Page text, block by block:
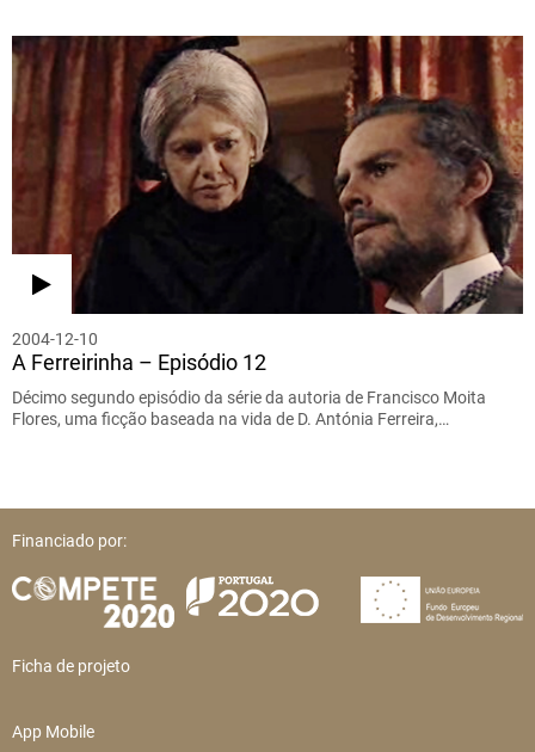
2004-12-10
A Ferreirinha – Episódio 12
Décimo segundo episódio da série da autoria de Francisco Moita
Flores, uma ficção baseada na vida de D. Antónia Ferreira,…
Financiado por:
Ficha de projeto
App Mobile